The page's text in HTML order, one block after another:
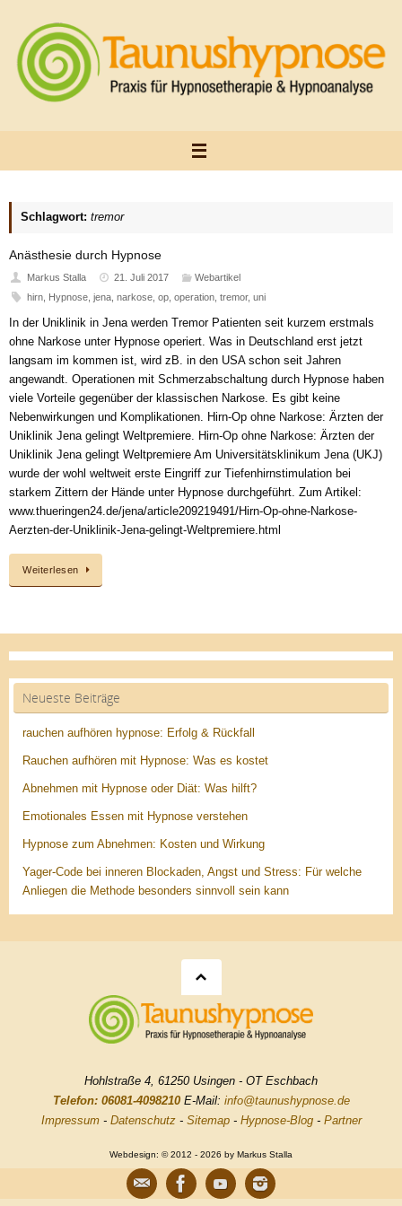
springen
Schlagwort: tremor
Anästhesie durch Hypnose
Markus Stalla 21. Juli 2017
Webartikel
hirn, Hypnose, jena, narkose, op, operation, tremor, uni
In der Uniklinik in Jena werden Tremor Patienten seit kurzem erstmals
ohne Narkose unter Hypnose operiert. Was in Deutschland erst jetzt
langsam im kommen ist, wird zB. in den USA schon seit Jahren
angewandt. Operationen mit Schmerzabschaltung durch Hypnose haben
viele Vorteile gegenüber der klassischen Narkose. Es gibt keine
Nebenwirkungen und Komplikationen. Hirn-Op ohne Narkose: Ärzten der
Uniklinik Jena gelingt Weltpremiere. Hirn-Op ohne Narkose: Ärzten der
Uniklinik Jena gelingt Weltpremiere Am Universitätsklinikum Jena (UKJ)
wurde der wohl weltweit erste Eingriff zur Tiefenhirnstimulation bei
starkem Zittern der Hände unter Hypnose durchgeführt. Zum Artikel:
www.thueringen24.de/jena/article209219491/Hirn-Op-ohne-Narkose-
Aerzten-der-Uniklinik-Jena-gelingt-Weltpremiere.html
Weiterlesen
Neueste Beiträge
rauchen aufhören hypnose: Erfolg & Rückfall
Rauchen aufhören mit Hypnose: Was es kostet
Abnehmen mit Hypnose oder Diät: Was hilft?
Emotionales Essen mit Hypnose verstehen
Hypnose zum Abnehmen: Kosten und Wirkung
Yager-Code bei inneren Blockaden, Angst und Stress: Für welche
Anliegen die Methode besonders sinnvoll sein kann
Hohlstraße 4, 61250 Usingen - OT Eschbach
Telefon: 06081-4098210E-Mail: info@taunushypnose.de
Impressum- Datenschutz- Sitemap- Hypnose-Blog- Partner
Webdesign: © 2012 - 2026 by Markus Stalla